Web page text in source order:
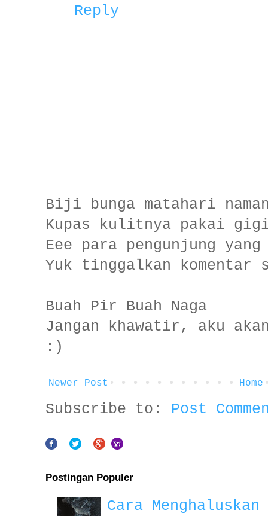
Reply
Biji bunga matahari
Kupas kulitnya pakai
Eee para pengunjung
Yuk tinggalkan komentar
Buah Pir Buah Naga
Jangan khawatir, aku
:)
Newer Post Home
Subscribe to: Post
Postingan Populer
Cara